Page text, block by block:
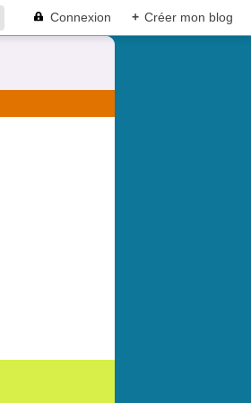
Connexion + Créer mon blog